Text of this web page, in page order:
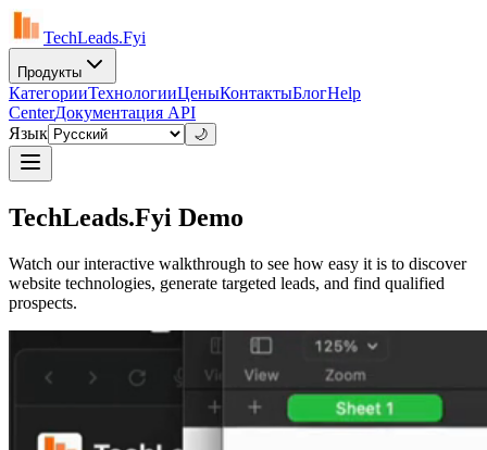
TechLeads.Fyi
Продукты
КатегорииТехнологииЦеныКонтактыБлогHelp
CenterДокументация API
Язык
🌙
TechLeads.Fyi Demo
Watch our interactive walkthrough to see how easy it is to discover
website technologies, generate targeted leads, and find qualified
prospects.